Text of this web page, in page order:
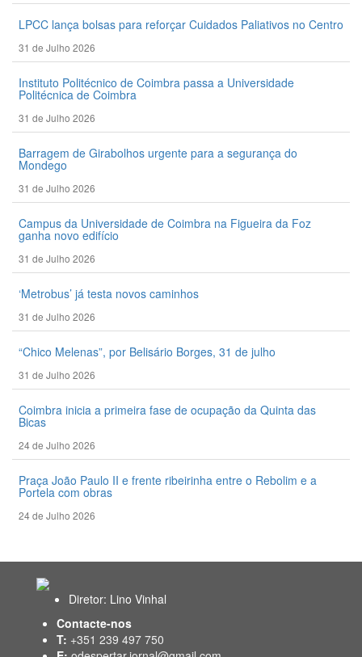
LPCC lança bolsas para reforçar Cuidados Paliativos no Centro
31 de Julho 2026
Instituto Politécnico de Coimbra passa a Universidade
Politécnica de Coimbra
31 de Julho 2026
Barragem de Girabolhos urgente para a segurança do
Mondego
31 de Julho 2026
Campus da Universidade de Coimbra na Figueira da Foz
ganha novo edifício
31 de Julho 2026
‘Metrobus’ já testa novos caminhos
31 de Julho 2026
“Chico Melenas”, por Belisário Borges, 31 de julho
31 de Julho 2026
Coimbra inicia a primeira fase de ocupação da Quinta das
Bicas
24 de Julho 2026
Praça João Paulo II e frente ribeirinha entre o Rebolim e a
Portela com obras
24 de Julho 2026
Diretor: Lino Vinhal
Contacte-nos
T: +351 239 497 750